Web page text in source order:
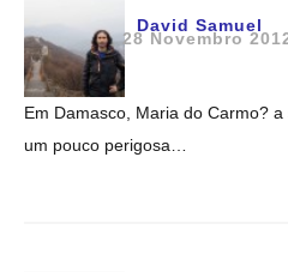
David Samuel
28 Novembro
Em Damasco, Maria do Carmo?
um pouco perigosa…